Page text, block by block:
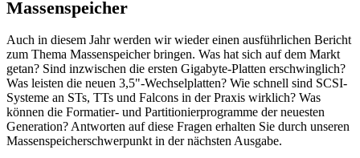
Massenspeicher
Auch in diesem Jahr werden wir wieder einen ausführlichen Bericht
zum Thema Massenspeicher bringen. Was hat sich auf dem Markt
getan? Sind inzwischen die ersten Gigabyte-Platten erschwinglich?
Was leisten die neuen 3,5"-Wechselplatten? Wie schnell sind SCSI-
Systeme an STs, TTs und Falcons in der Praxis wirklich? Was
können die Formatier- und Partitionierprogramme der neuesten
Generation? Antworten auf diese Fragen erhalten Sie durch unseren
Massenspeicherschwerpunkt in der nächsten Ausgabe.